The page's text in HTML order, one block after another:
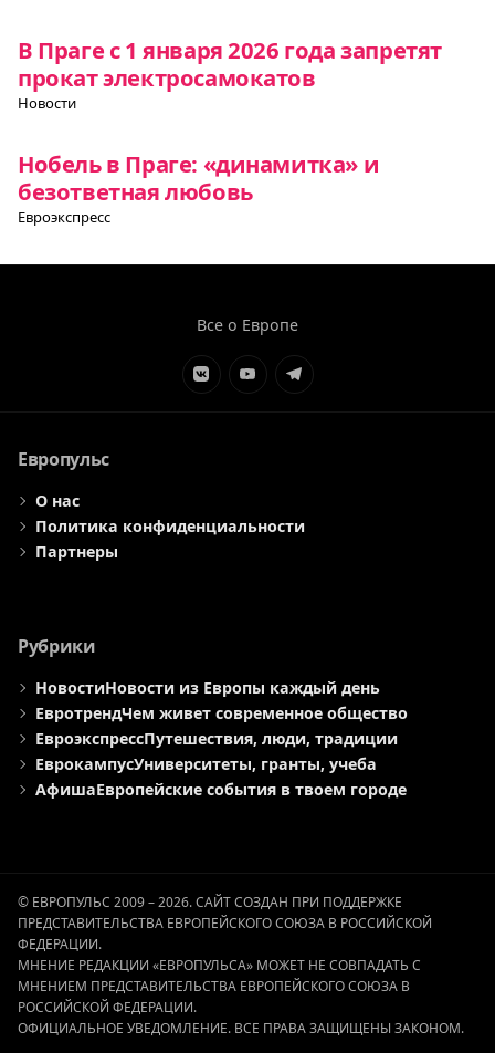
В Праге с 1 января 2026 года запретят
прокат электросамокатов
Новости
Нобель в Праге: «динамитка» и
безответная любовь
Евроэкспресс
Все о Европе
ЭлементЭлементЭлемент
Европульс
О нас
Политика конфиденциальности
Партнеры
Рубрики
НовостиНовости из Европы каждый день
ЕвротрендЧем живет современное общество
ЕвроэкспрессПутешествия, люди, традиции
ЕврокампусУниверситеты, гранты, учеба
АфишаЕвропейские события в твоем городе
© ЕВРОПУЛЬС 2009 – 2026. САЙТ СОЗДАН ПРИ ПОДДЕРЖКЕ
ПРЕДСТАВИТЕЛЬСТВА ЕВРОПЕЙСКОГО СОЮЗА В РОССИЙСКОЙ
ФЕДЕРАЦИИ.
МНЕНИЕ РЕДАКЦИИ «ЕВРОПУЛЬСА» МОЖЕТ НЕ СОВПАДАТЬ С
МНЕНИЕМ ПРЕДСТАВИТЕЛЬСТВА ЕВРОПЕЙСКОГО СОЮЗА В
РОССИЙСКОЙ ФЕДЕРАЦИИ.
ОФИЦИАЛЬНОЕ УВЕДОМЛЕНИЕ. ВСЕ ПРАВА ЗАЩИЩЕНЫ ЗАКОНОМ.